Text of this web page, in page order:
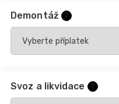
Demontáž ?
Svoz a likvidace ?